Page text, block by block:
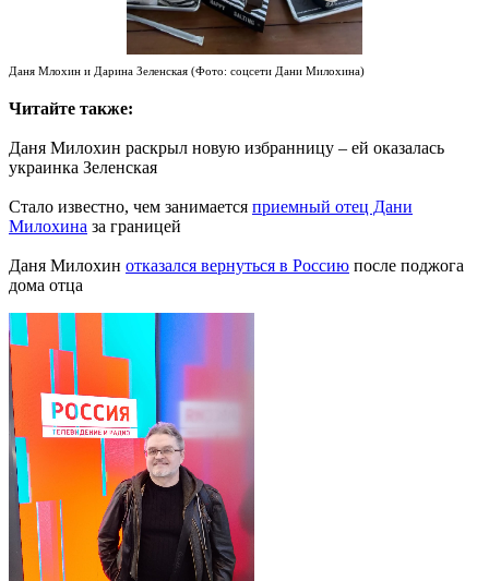
Даня Млохин и Дарина Зеленская (Фото: соцсети Дани Милохина)
Читайте также:
Даня Милохин раскрыл новую избранницу – ей оказалась
украинка Зеленская
Стало известно, чем занимается приемный отец Дани
Милохина за границей
Даня Милохин отказался вернуться в Россию после поджога
дома отца